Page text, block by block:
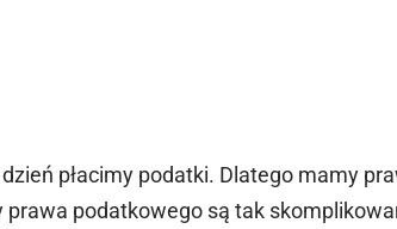
płacimy podatki. Dlatego mamy
podatkowego są tak